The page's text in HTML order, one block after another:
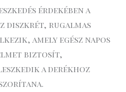
érdekében a
diszkrét, rugalmas
amely egész napos
biztosít,
a derékhoz